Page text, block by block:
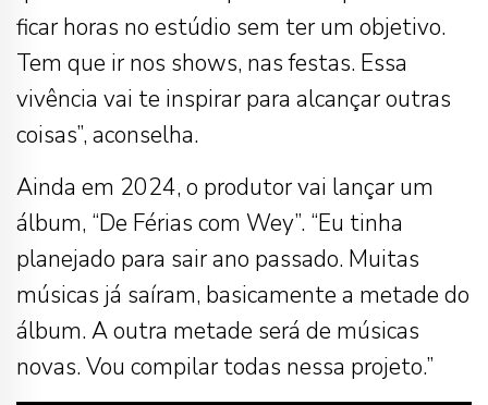
ficar horas no estúdio sem ter um objetivo.
Tem que ir nos shows, nas festas. Essa
vivência vai te inspirar para alcançar outras
coisas”, aconselha.
Ainda em 2024, o produtor vai lançar um
álbum, “De Férias com Wey”. “Eu tinha
planejado para sair ano passado. Muitas
músicas já saíram, basicamente a metade do
álbum. A outra metade será de músicas
novas. Vou compilar todas nessa projeto.”